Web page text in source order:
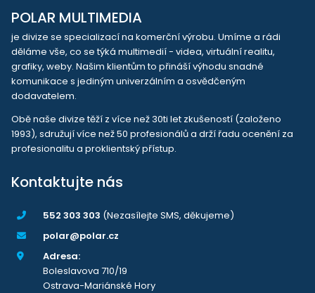
POLAR MULTIMEDIA
je divize se specializací na komerční výrobu. Umíme a rádi
děláme vše, co se týká multimedií - videa, virtuální realitu,
grafiky, weby. Našim klientům to přináší výhodu snadné
komunikace s jediným univerzálním a osvědčeným
dodavatelem.
Obě naše divize těží z více než 30ti let zkušeností (založeno
1993), sdružují více než 50 profesionálů a drží řadu ocenění za
profesionalitu a proklientský přístup.
Kontaktujte nás
552 303 303 (Nezasílejte SMS, děkujeme)
polar@polar.cz
Adresa:
Boleslavova 710/19
Ostrava-Mariánské Hory